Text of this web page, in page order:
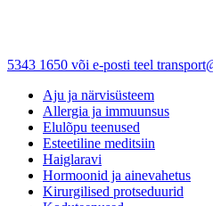
5343 1650 või e-posti teel
Aju ja närvisüsteem
Allergia ja immuunsus
Elulõpu teenused
Esteetiline meditsiin
Haiglaravi
Hormoonid ja ainevahetus
Kirurgilised protseduurid